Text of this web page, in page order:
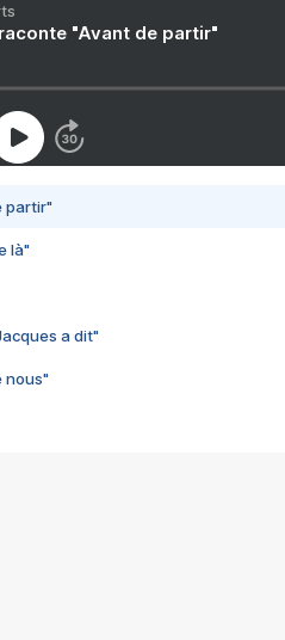
"Avant de partir"
partir"
là"
a dit"
nous"